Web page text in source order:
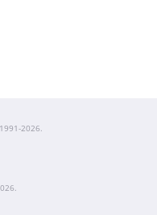
2026.